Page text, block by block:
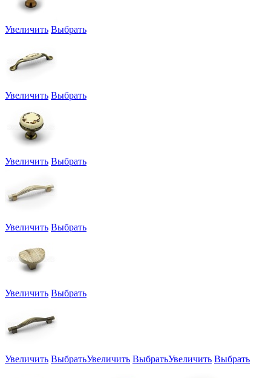
Увеличить Выбрать
Увеличить Выбрать
Увеличить Выбрать
Увеличить Выбрать
Увеличить Выбрать
Увеличить ВыбратьУвеличить ВыбратьУвеличить Выбрать